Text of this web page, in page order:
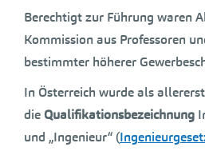
Berechtigt zur Führung waren
Kommission aus Professoren
bestimmter höherer
In Österreich wurde als
die Qualifikationsbezeichnung
und „Ingenieur“ (